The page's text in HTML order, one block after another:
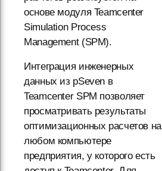
основе модуля Teamcenter
Simulation Process
Management (SPM).
Интеграция инженерных
данных из pSeven в
Teamcenter SPM позволяет
просматривать результаты
оптимизационных расчетов на
любом компьютере
предприятия, у которого есть